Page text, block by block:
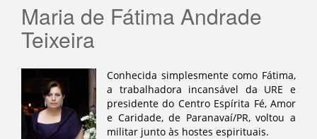
Maria de Fátima Andrade
Teixeira
Conhecida simplesmente como Fátima,
a trabalhadora incansável da URE e
presidente do Centro Espírita Fé, Amor
e Caridade, de Paranavaí/PR, voltou a
militar junto às hostes espirituais.